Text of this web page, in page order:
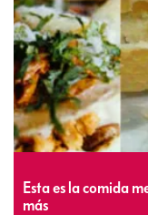
Esta es la comida
más